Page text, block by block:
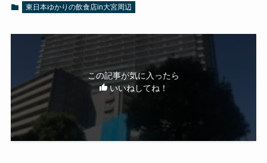
東日本ゆかりの飲食店in大宮周辺
この記事が気に入ったら
いいねしてね！